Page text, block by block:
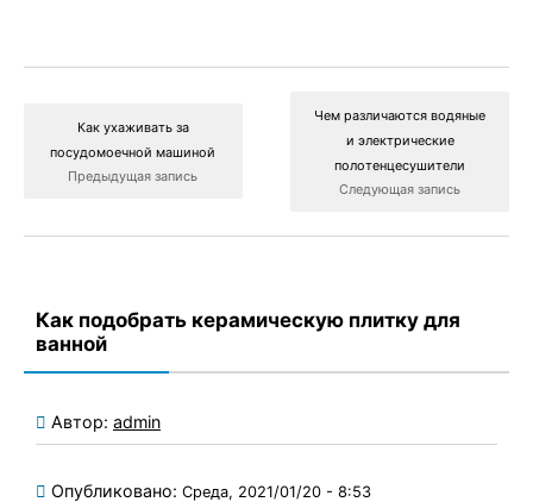
Как ухаживать за
посудомоечной машиной
Предыдущая запись
Чем различаются водяные
и электрические
полотенцесушители
Следующая запись
Как подобрать керамическую плитку для
ванной
Автор: admin
Опубликовано: Среда, 2021/01/20 - 8:53